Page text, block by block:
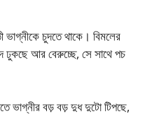
ভাগ্নীকে চুদতে থাকে। বিমলের
ঢুকছে আর বেরুচ্ছে, সে সাথে পচ
ভাগ্নীর বড় বড় দুধ দুটো টিপছে,